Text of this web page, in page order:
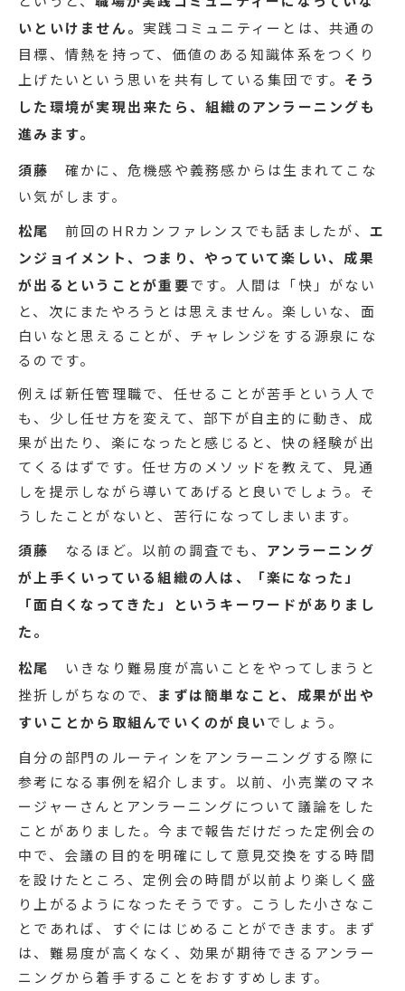
いといけません。 実践コミュニティーとは、共通の
目標、情熱を持って、価値のある知識体系をつくり
上げたいという思いを共有している集団です。 そう
した環境が実現出来たら、組織のアンラーニングも
進みます。
須藤
確かに、危機感や義務感からは生まれてこな
い気がします。
松尾
前回のHRカンファレンスでも話ましたが、 エ
ンジョイメント、つまり、やっていて楽しい、成果
が出るということが重要です。人間は「快」がない
と、次にまたやろうとは思えません。楽しいな、面
白いなと思えることが、チャレンジをする源泉にな
るのです。
例えば新任管理職で、任せることが苦手という人で
も、少し任せ方を変えて、部下が自主的に動き、成
果が出たり、楽になったと感じると、快の経験が出
てくるはずです。任せ方のメソッドを教えて、見通
しを提示しながら導いてあげると良いでしょう。そ
うしたことがないと、苦行になってしまいます。
須藤
なるほど。以前の調査でも、 アンラーニング
が上手くいっている組織の人は、「楽になった」
「面白くなってきた」というキーワードがありまし
た。
松尾
いきなり難易度が高いことをやってしまうと
挫折しがちなので、 まずは簡単なこと、成果が出や
すいことから取組んでいくのが良いでしょう。
自分の部門のルーティンをアンラーニングする際に
参考になる事例を紹介します。以前、小売業のマネ
ージャーさんとアンラーニングについて議論をした
ことがありました。今まで報告だけだった定例会の
中で、会議の目的を明確にして意見交換をする時間
を設けたところ、定例会の時間が以前より楽しく盛
り上がるようになったそうです。こうした小さなこ
とであれば、すぐにはじめることができます。まず
は、難易度が高くなく、効果が期待できるアンラー
ニングから着手することをおすすめします。